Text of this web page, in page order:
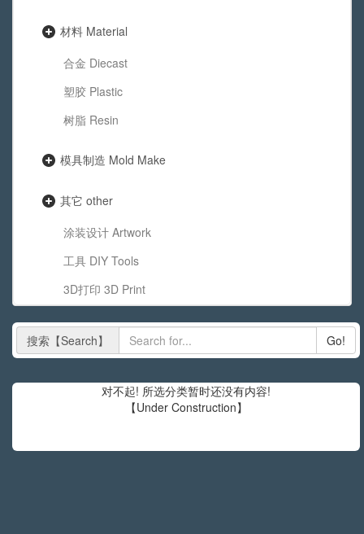
材料 Material
合金 Diecast
塑胶 Plastic
树脂 Resin
模具制造 Mold Make
其它 other
涂装设计 Artwork
工具 DIY Tools
3D打印 3D Print
搜索【Search】 Go!
对不起! 所选分类暂时还没有内容!
【Under Construction】